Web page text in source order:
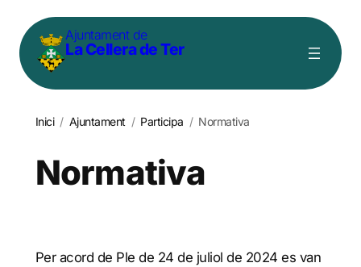
contingut
Ajuntament de
La Cellera de Ter
Inici / Ajuntament / Participa / Normativa
Normativa
Per acord de Ple de 24 de juliol de 2024 es van